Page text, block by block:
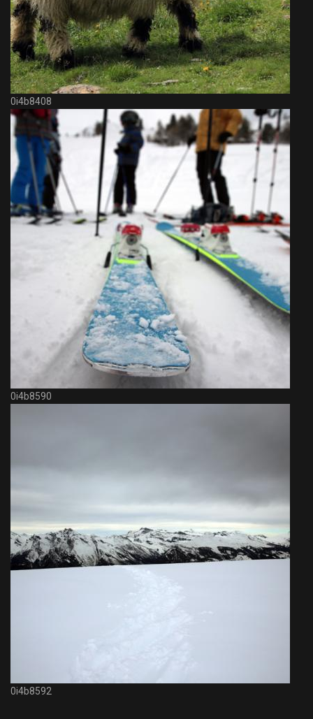
0i4b8408
0i4b8590
0i4b8592